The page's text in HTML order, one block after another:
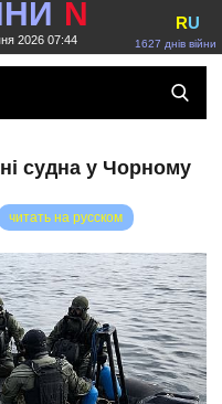
N
2026 07:44 1627 днів війни
RU
судна у Чорному
читать на русском